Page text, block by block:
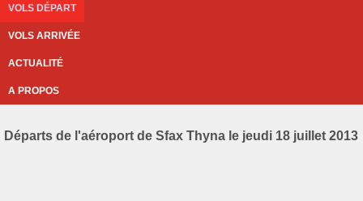
VOLS DÉPART
VOLS ARRIVÉE
ACTUALITÉ
A PROPOS
Départs de l'aéroport de Sfax Thyna le jeudi 18 juillet 2013